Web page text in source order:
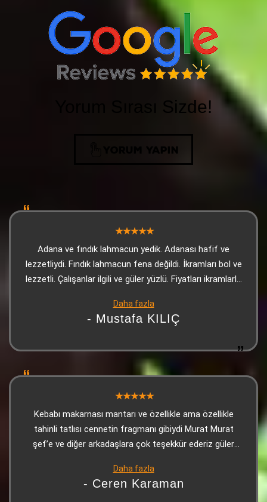
Yorum Sırası Sizde!
YORUM YAPIN
Adana ve fındık lahmacun yedik. Adanası hafif ve
lezzetliydi. Fındık lahmacun fena değildi. İkramları bol ve
lezzetli. Çalışanlar ilgili ve güler yüzlü. Fiyatları ikramlarla
Daha fazla
- Mustafa KILIÇ
Kebabı makarnası mantarı ve özellikle ama özellikle
tahinli tatlısı cennetin fragmanı gibiydi Murat Murat
şef’e ve diğer arkadaşlara çok teşekkür ederiz güler
Adana’daysanız ve bu yorumu okuyorsanız mutlaka en
azından tatmanızı şiddetle tavsiye ediyorum. Son olarak
Daha fazla
- Ceren Karaman